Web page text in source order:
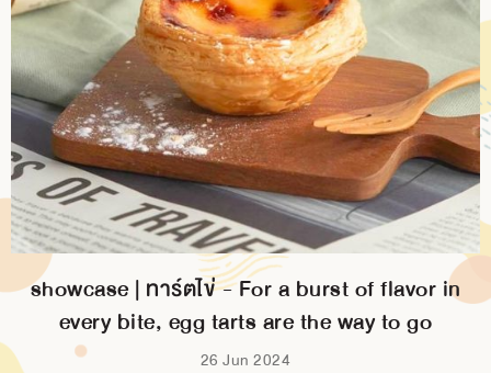
showcase | ทาร์ตไข่ - For a burst of flavor in
every bite, egg tarts are the way to go
26 Jun 2024